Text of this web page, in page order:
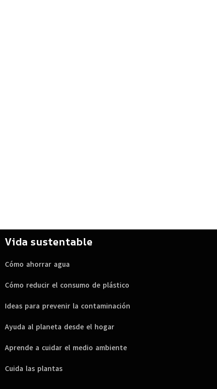
Vida sustentable
Cómo ahorrar agua
Cómo reducir el consumo de plástico
Ideas para prevenir la contaminación
Ayuda al planeta desde el hogar
Aprende a cuidar el medio ambiente
Cuida las plantas